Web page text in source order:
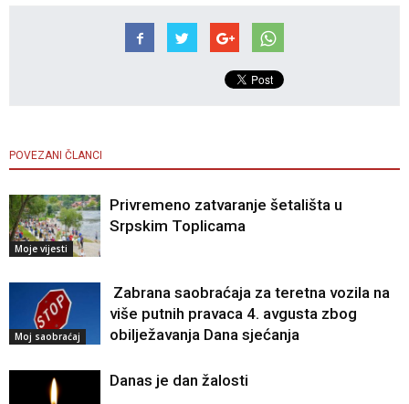
POVEZANI ČLANCI
Moje vijesti
Privremeno zatvaranje šetališta u
Srpskim Toplicama
Moj saobraćaj
Zabrana saobraćaja za teretna vozila na
više putnih pravaca 4. avgusta zbog
obilježavanja Dana sjećanja
Danas je dan žalosti